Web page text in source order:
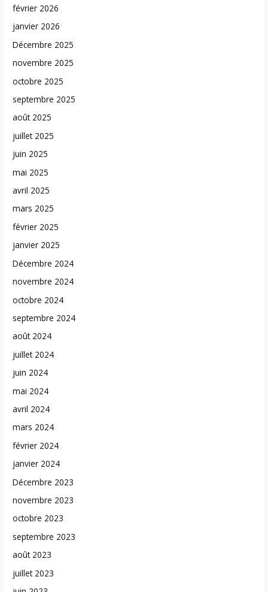
février 2026
janvier 2026
Décembre 2025
novembre 2025
octobre 2025
septembre 2025
août 2025
juillet 2025
juin 2025
mai 2025
avril 2025
mars 2025
février 2025
janvier 2025
Décembre 2024
novembre 2024
octobre 2024
septembre 2024
août 2024
juillet 2024
juin 2024
mai 2024
avril 2024
mars 2024
février 2024
janvier 2024
Décembre 2023
novembre 2023
octobre 2023
septembre 2023
août 2023
juillet 2023